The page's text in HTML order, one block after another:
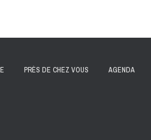
PRÈS DE CHEZ VOUS AGENDA